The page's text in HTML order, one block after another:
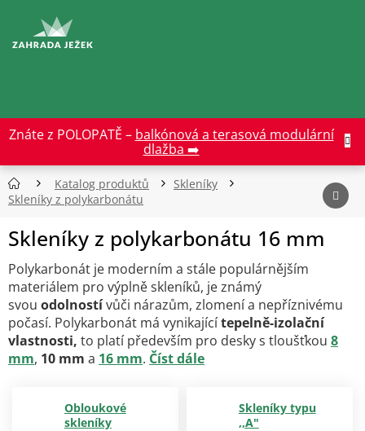
obsah
Znáte z POLOPATĚ – balkónová a terasová modulární
dlažba ➡️
Katalog produktů
Skleníky
Skleníky z polykarbonátu
Skleníky z polykarbonátu 16 mm
Polykarbonát je moderním a stále populárnějším
materiálem pro výplně skleníků, je známý
svou odolnostívůči nárazům, zlomení a nepříznivému
počasí. Polykarbonát má vynikajícítepelně-izolační
vlastnosti, to platí především pro desky s tloušťkou 8
mm, 10 mm a 16 mm. Číst dále
Obloukové
skleníky
Skleníky typu
,,A"